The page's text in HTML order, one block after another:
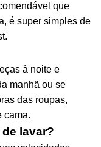
que
é super simples de
à noite e
manhã ou se
das roupas,
cama.
lavar?